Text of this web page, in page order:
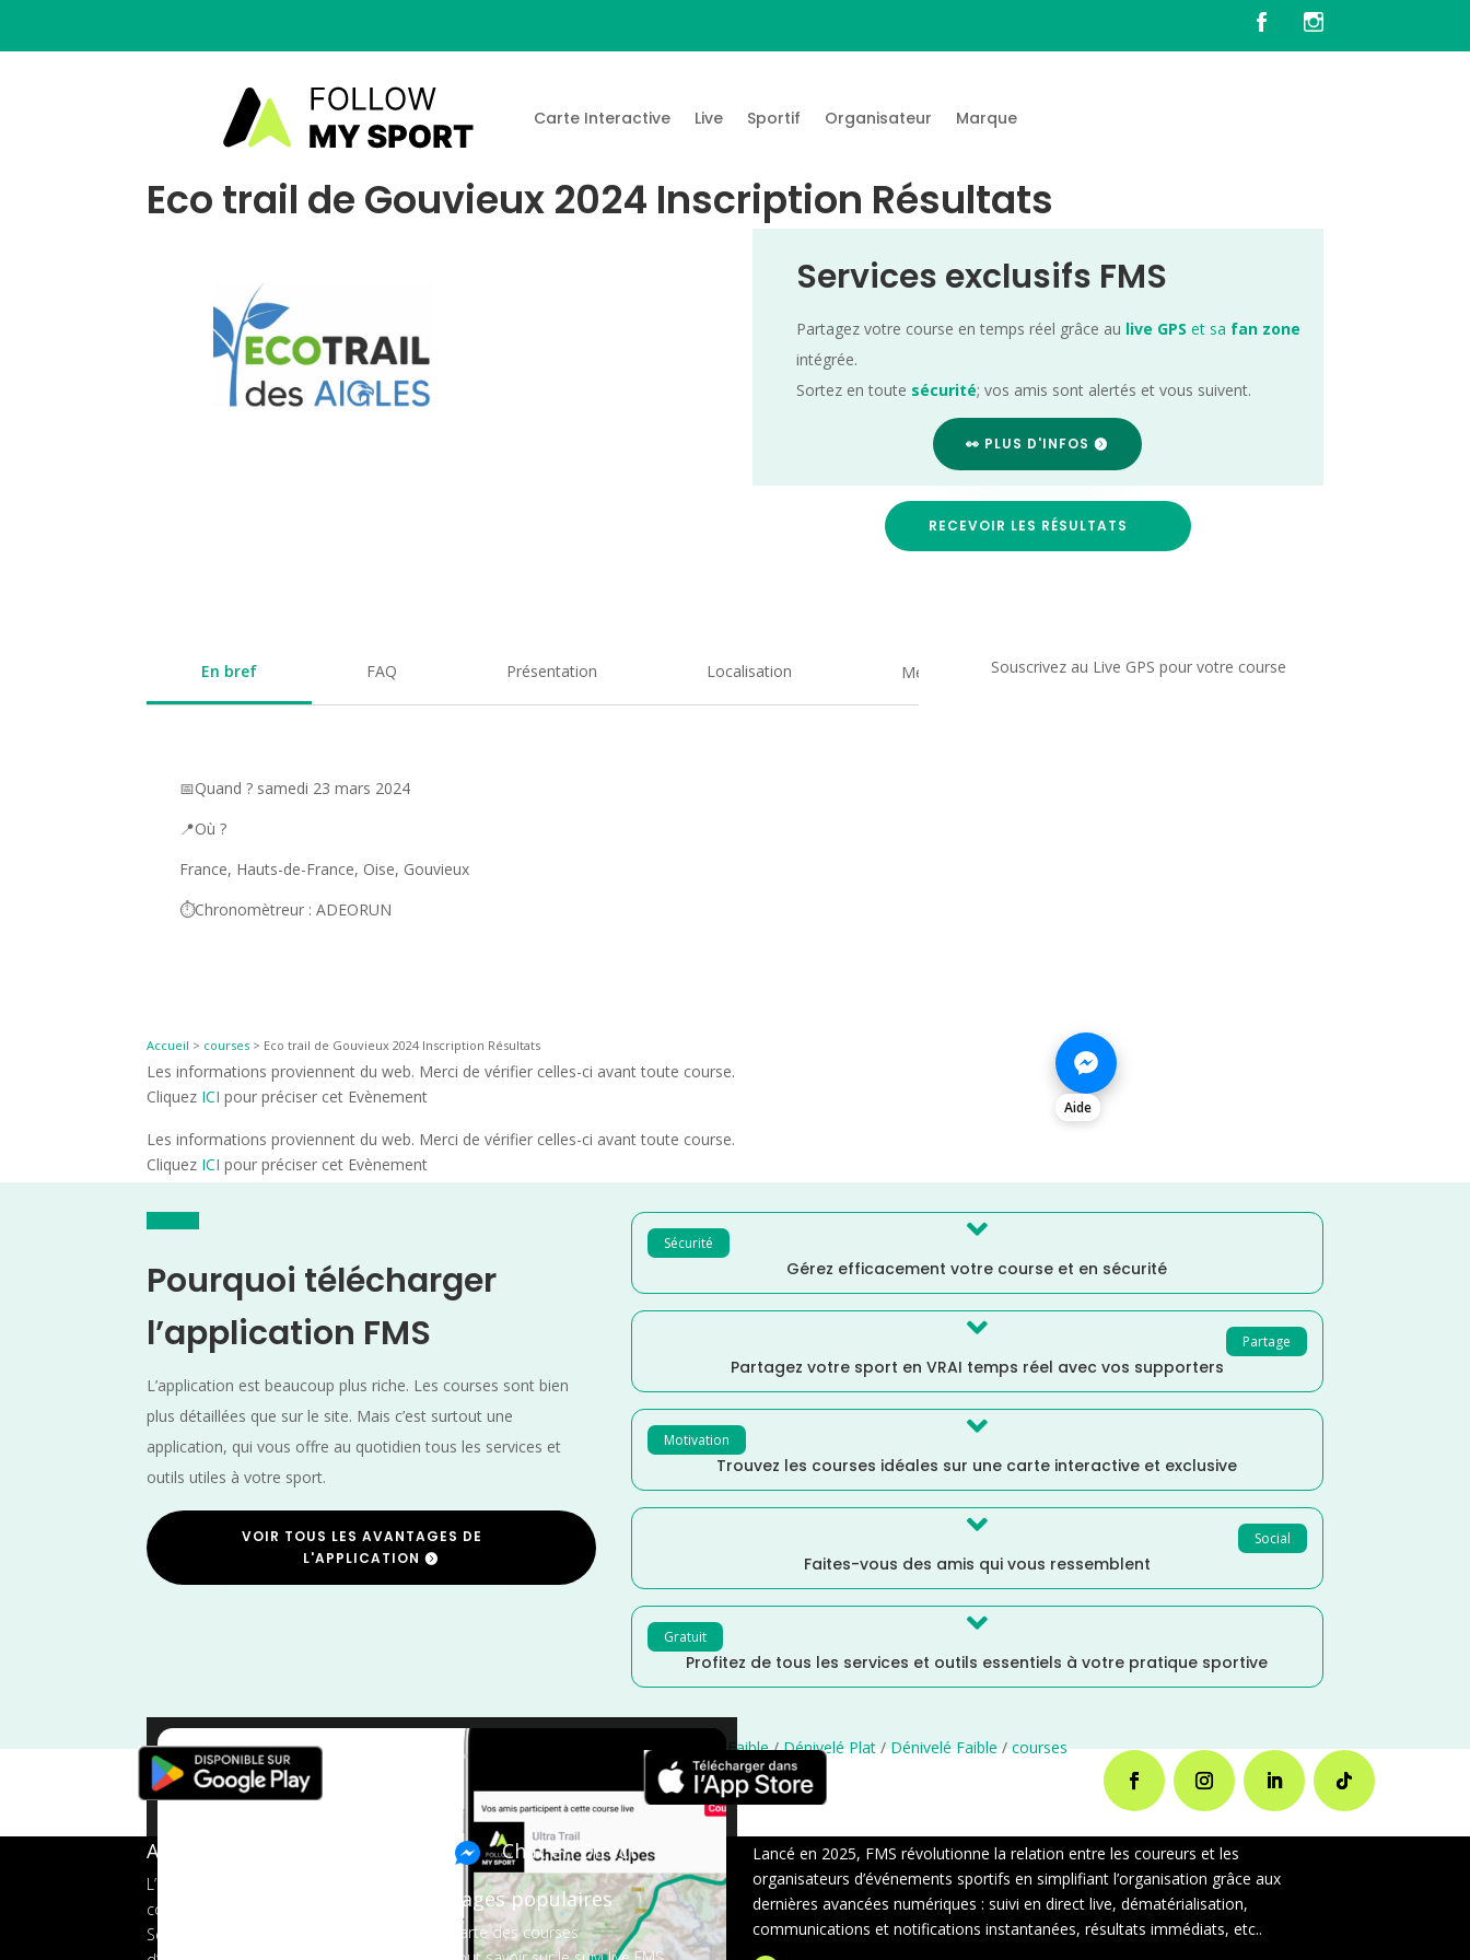
Carte Interactive Live Sportif Organisateur Marque
Eco trail de Gouvieux 2024 Inscription Résultats
Services exclusifs FMS
Partagez votre course en temps réel grâce au live GPS et sa fan zone
intégrée.
Sortez en toute sécurité; vos amis sont alertés et vous suivent.
👀 PLUS D'INFOS
RECEVOIR LES RÉSULTATS
En bref FAQ Présentation Localisation Medias
📅Quand ? samedi 23 mars 2024
📍Où ?
France, Hauts-de-France, Oise, Gouvieux
⏱️Chronomètreur : ADEORUN
Souscrivez au Live GPS pour votre course
Accueil > courses > Eco trail de Gouvieux 2024 Inscription Résultats
Les informations proviennent du web. Merci de vérifier celles-ci avant toute course.
Cliquez ICI pour préciser cet Evènement
Les informations proviennent du web. Merci de vérifier celles-ci avant toute course.
Cliquez ICI pour préciser cet Evènement
Aide
Pourquoi télécharger
l’application FMS
L’application est beaucoup plus riche. Les courses sont bien
plus détaillées que sur le site. Mais c’est surtout une
application, qui vous offre au quotidien tous les services et
outils utiles à votre sport.
VOIR TOUS LES AVANTAGES DE
L'APPLICATION
Sécurité 
Gérez efficacement votre course et en sécurité
Partage

Partagez votre sport en VRAI temps réel avec vos supporters
Motivation 
Trouvez les courses idéales sur une carte interactive et exclusive
Social

Faites-vous des amis qui vous ressemblent
Gratuit 
Profitez de tous les services et outils essentiels à votre pratique sportive
×
Oise Distance Semi/ Distance Faible/Dénivelé Plat/Dénivelé Faible/courses
A propos de FMS
L’application tout-en-un pour les
coureurs
Services aux organisateurs
Chat en Direct
Pages populaires
Carte des courses
Lancé en 2025, FMS révolutionne la relation entre les coureurs et les
organisateurs d’événements sportifs en simplifiant l’organisation grâce aux
dernières avancées numériques : suivi en direct live, dématérialisation,
communications et notifications instantanées, résultats immédiats, etc..